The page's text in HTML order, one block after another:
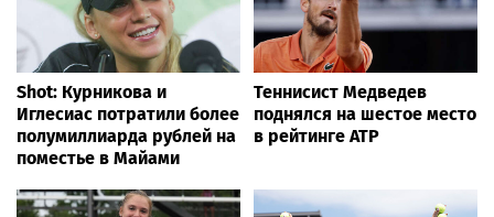
Shot: Курникова и
Иглесиас потратили более
полумиллиарда рублей на
поместье в Майами
Теннисист Медведев
поднялся на шестое место
в рейтинге ATP